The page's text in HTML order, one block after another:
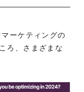
ーケティングの
ろ、さまざまな